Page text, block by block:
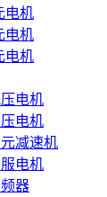
电机
电机
电机
电机
电机
减速机
电机
器